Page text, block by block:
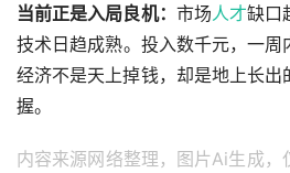
当前正是入局良机： 市场人才缺口
技术日趋成熟。投入数千元，一
经济不是天上掉钱，却是地上长
握。
内容来源网络整理，图片Ai生成，